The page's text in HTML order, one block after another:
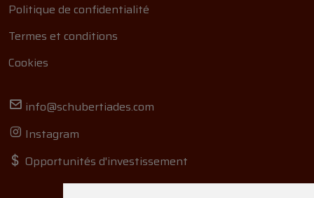
Politique de confidentialité
Termes et conditions
Cookies
info@schubertiades.com
Instagram
Opportunités d'investissement